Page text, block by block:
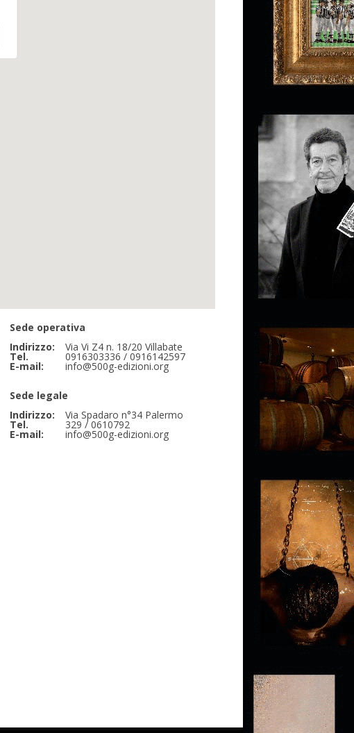
Sede operativa
Indirizzo:
Via Vi Z4 n. 18/20 Villabate
Tel. 0916303336 / 0916142597
E-mail: info@500g-edizioni.org
Sede legale
Indirizzo:
Via Spadaro n°34 Palermo
Tel. 329 / 0610792
E-mail: info@500g-edizioni.org